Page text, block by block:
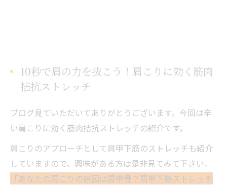
10秒で肩の力を抜こう！肩こりに効く筋肉
拮抗ストレッチ
ブログ見ていただいてありがとうございます。今回は辛
い肩こりに効く筋肉拮抗ストレッチの紹介です。
肩こりのアプローチとして肩甲下筋のストレッチも紹介
していますので、興味がある方は是非見てみて下さい。
「あなたの肩こりの原因は肩甲骨？肩甲下筋ストレッチ